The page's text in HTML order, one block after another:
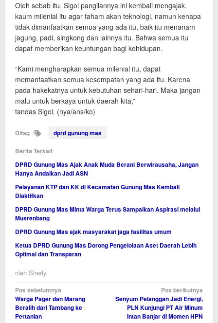
Oleh sebab itu, Sigoi pangilannya ini kembali mengajak,
kaum milenial itu agar faham akan teknologi, namun kenapa
tidak dimanfaatkan semua yang ada itu, baik itu menanam
jagung, padi, singkong dan lainnya itu. Bahwa semua itu
dapat memberikan keuntungan bagi kehidupan.
“Kami mengharapkan semua milenial itu, dapat
memanfaatkan semua kesempatan yang ada itu. Karena
pada hakekatnya untuk kebutuhan sehari-hari. Maka jangan
malu untuk berkaya untuk daerah kita,”
tandas Sigoi. (nya/ans/ko)
Ditag dprd gunung mas
Berita Terkait
DPRD Gunung Mas Ajak Anak Muda Berani Berwirausaha, Jangan
Hanya Andalkan Jadi ASN
Pelayanan KTP dan KK di Kecamatan Gunung Mas Kembali
Diaktifkan
DPRD Gunung Mas Minta Warga Terus Sampaikan Aspirasi melalui
Musrenbang
DPRD Gunung Mas ajak masyarakat jaga fasilitas umum
Ketua DPRD Gunung Mas Dorong Pengelolaan Aset Daerah Lebih
Optimal dan Transparan
oleh Sherly
Navigasi
pos
Pos sebelumnya
Warga Pager dan Marang
Beralih dari Tambang ke
Pertanian
Pos berikutnya
Senyum Pelanggan Jadi Energi,
PLN Kunjungi PT Air Minum
Intan Banjar di Momen HPN